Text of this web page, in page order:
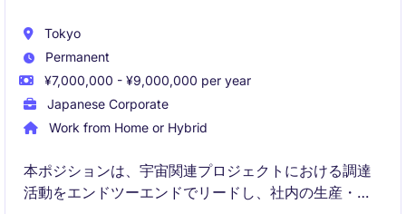
Tokyo
Permanent
¥7,000,000 - ¥9,000,000 per year
Japanese Corporate
Work from Home or Hybrid
本ポジションは、宇宙関連プロジェクトにおける調達
活動をエンドツーエンドでリードし、社内の生産・エ